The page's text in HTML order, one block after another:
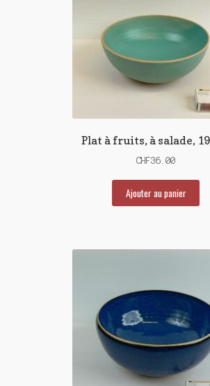
Plat à fruits, à salade,
CHF36.00
Ajouter au panier